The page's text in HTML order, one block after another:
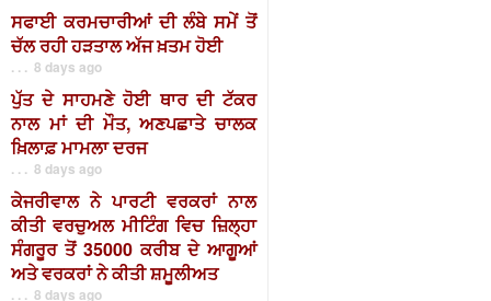
ਸਫਾਈ ਕਰਮਚਾਰੀਆਂ ਦੀ ਲੰਬੇ ਸਮੇਂ ਤੋਂ
ਚੱਲ ਰਹੀ ਹੜਤਾਲ ਅੱਜ ਖ਼ਤਮ ਹੋਈ
. . . 8 days ago
ਪੁੱਤ ਦੇ ਸਾਹਮਣੇ ਹੋਈ ਥਾਰ ਦੀ ਟੱਕਰ
ਨਾਲ ਮਾਂ ਦੀ ਮੌਤ, ਅਣਪਛਾਤੇ ਚਾਲਕ
ਖ਼ਿਲਾਫ਼ ਮਾਮਲਾ ਦਰਜ
. . . 8 days ago
ਕੇਜਰੀਵਾਲ ਨੇ ਪਾਰਟੀ ਵਰਕਰਾਂ ਨਾਲ
ਕੀਤੀ ਵਰਚੁਅਲ ਮੀਟਿੰਗ ਵਿਚ ਜ਼ਿਲ੍ਹਾ
ਸੰਗਰੂਰ ਤੋਂ 35000 ਕਰੀਬ ਦੇ ਆਗੂਆਂ
ਅਤੇ ਵਰਕਰਾਂ ਨੇ ਕੀਤੀ ਸ਼ਮੂਲੀਅਤ
. . . 8 days ago